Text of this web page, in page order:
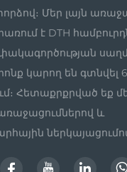
Մեր լայն
է DTH
կարող են գտնվել
Հետաքրքրված եք
և